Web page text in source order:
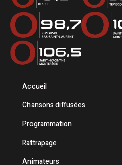
Accueil
Chansons diffusées
Programmation
Rattrapage
Animateurs